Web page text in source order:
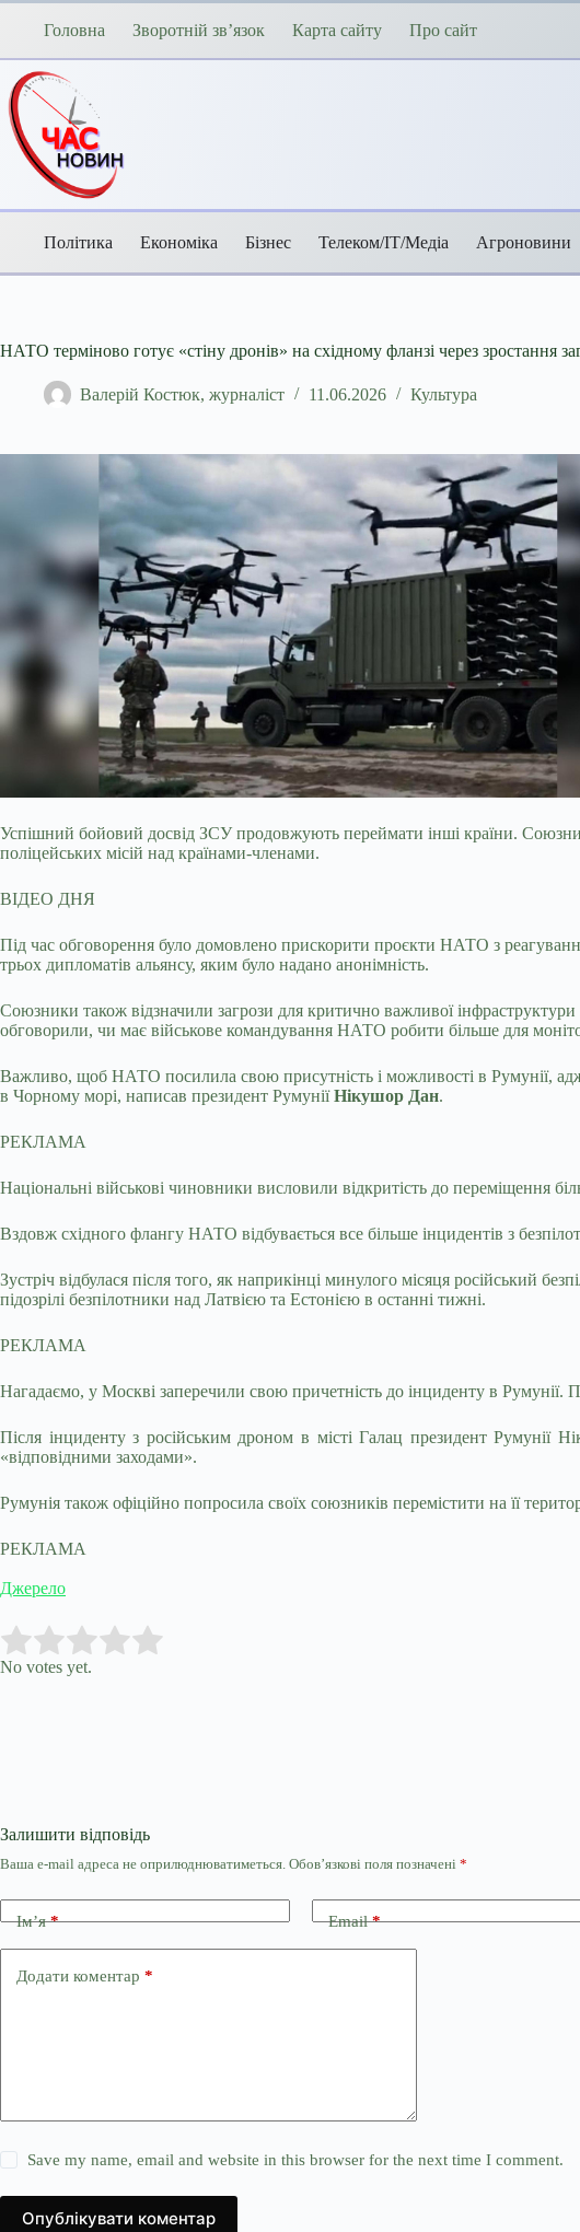
Перейти
Головна Зворотній зв’язок Карта сайту Про сайт
Політика Економіка Бізнес Телеком/ІТ/Медіа Агроновини
НАТО терміново готує «стіну дронів» на східному фланзі через зростання
Валерій Костюк, журналіст 11.06.2026 Культура
Успішний бойовий досвід ЗСУ продовжують переймати інші країни.
поліцейських місій над країнами-членами.
ВІДЕО ДНЯ
Під час обговорення було домовлено прискорити проєкти НАТО з
трьох дипломатів альянсу, яким було надано анонімність.
Союзники також відзначили загрози для критично важливої
обговорили, чи має військове командування НАТО робити більше для
Важливо, щоб НАТО посилила свою присутність і можливості в Румунії,
в Чорному морі, написав президент РумуніїНікушор Дан.
РЕКЛАМА
Національні військові чиновники висловили відкритість до переміщення
Вздовж східного флангу НАТО відбувається все більше інцидентів з
Зустріч відбулася після того, як наприкінці минулого місяця російський
підозрілі безпілотники над Латвією та Естонією в останні тижні.
РЕКЛАМА
Нагадаємо, у Москві заперечили свою причетність до інциденту в Румунії.
Після інциденту з російським дроном в місті Галац президент Румунії
«відповідними заходами».
Румунія також офіційно попросила своїх союзників перемістити на її
РЕКЛАМА
Джерело
Rate this item:
No votes yet.
Залишити відповідь
Ваша e-mail адреса не оприлюднюватиметься. Обов’язкові поля позначені *
Ім’я* Email*
Додати коментар *
Save my name, email and website in this browser for the next time I comment.
Опублікувати коментар